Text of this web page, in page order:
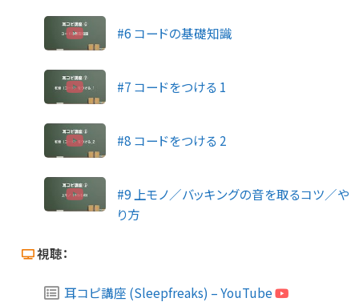
#6 コードの基礎知識
#7 コードをつける 1
#8 コードをつける 2
#9 上モノ／バッキングの音を取るコツ／や
り方
視聴：
耳コピ講座 (Sleepfreaks) – YouTube